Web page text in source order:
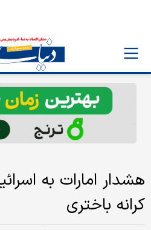
هشدار امارات به
کرانه باختری